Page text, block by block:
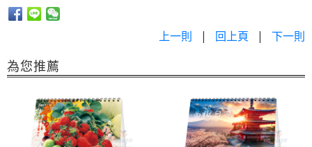
上一則 | 回上頁 | 下一則
為您推薦